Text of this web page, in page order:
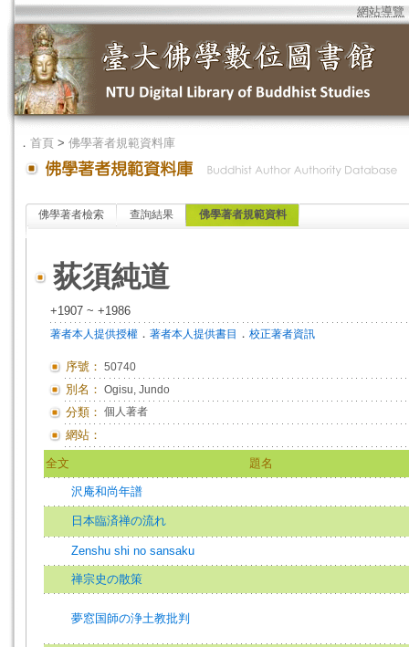
網站導覽
． 首頁 > 佛學著者規範資料庫
佛學著者檢索 查詢結果 佛學著者規範資料
荻須純道
+1907 ~ +1986
著者本人提供授權 ． 著者本人提供書目 ． 校正著者資訊
序號： 50740
別名： Ogisu, Jundo
分類： 個人著者
網站：
全文 題名
沢庵和尚年譜
日本臨済禅の流れ
Zenshu shi no sansaku
禅宗史の散策
夢窓国師の浄土教批判